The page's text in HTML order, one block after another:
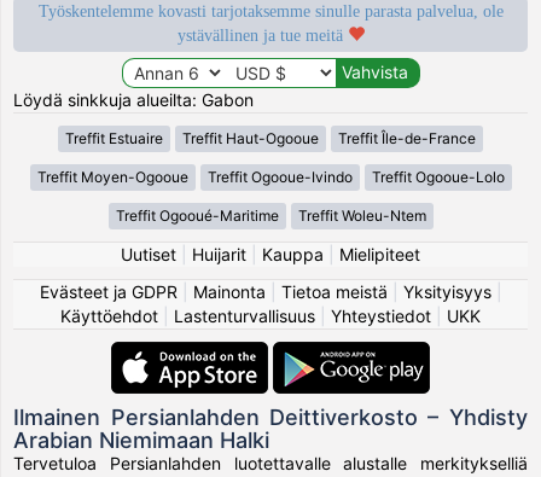
Työskentelemme kovasti tarjotaksemme sinulle parasta palvelua, ole
ystävällinen ja tue meitä
Löydä sinkkuja alueilta: Gabon
Treffit Estuaire Treffit Haut-Ogooue Treffit Île-de-France
Treffit Moyen-Ogooue Treffit Ogooue-Ivindo Treffit Ogooue-Lolo
Treffit Ogooué-Maritime Treffit Woleu-Ntem
Uutiset Huijarit Kauppa
Mielipiteet
Evästeet ja GDPR
Mainonta Tietoa meistä Yksityisyys|
Käyttöehdot
Lastenturvallisuus Yhteystiedot UKK
Ilmainen Persianlahden Deittiverkosto – Yhdisty
Arabian Niemimaan Halki
Tervetuloa Persianlahden luotettavalle alustalle merkitykselliä